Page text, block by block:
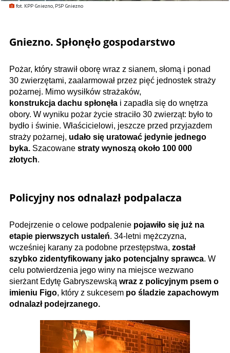
fot. KPP Gniezno, PSP Gniezno
Gniezno. Spłonęło gospodarstwo
Pożar, który strawił oborę wraz z sianem, słomą i ponad
30 zwierzętami, zaalarmował przez pięć jednostek straży
pożarnej. Mimo wysiłków strażaków,
konstrukcja dachu spłonęła i zapadła się do wnętrza
obory. W wyniku pożar życie straciło 30 zwierząt: było to
bydło i świnie. Właścicielowi, jeszcze przed przyjazdem
straży pożarnej, udało się uratować jedynie jednego
byka. Szacowane straty wynoszą około 100 000
złotych.
Policyjny nos odnalazł podpalacza
Podejrzenie o celowe podpalenie pojawiło się już na
etapie pierwszych ustaleń. 34-letni mężczyzna,
wcześniej karany za podobne przestępstwa, został
szybko zidentyfikowany jako potencjalny sprawca. W
celu potwierdzenia jego winy na miejsce wezwano
sierżant Edytę Gabryszewską wraz z policyjnym psem o
imieniu Figo, który z sukcesem po śladzie zapachowym
odnalazł podejrzanego.